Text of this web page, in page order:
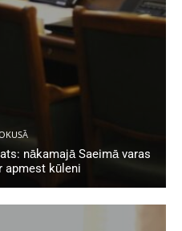
nākamajā Saeimā varas
apmest kūleni